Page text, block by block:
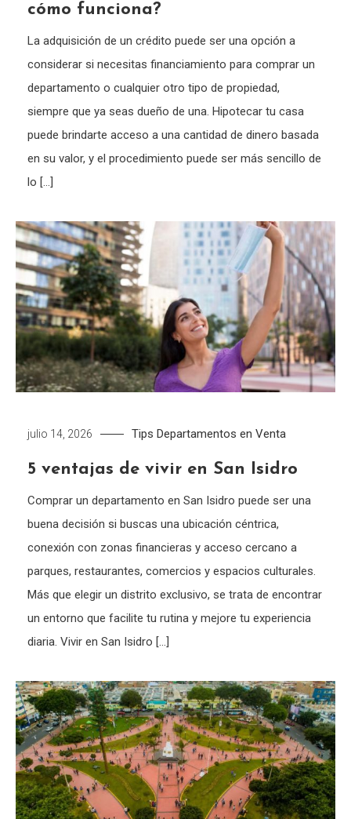
cómo funciona?
La adquisición de un crédito puede ser una opción a
considerar si necesitas financiamiento para comprar un
departamento o cualquier otro tipo de propiedad,
siempre que ya seas dueño de una. Hipotecar tu casa
puede brindarte acceso a una cantidad de dinero basada
en su valor, y el procedimiento puede ser más sencillo de
lo […]
julio 14, 2026 Tips Departamentos en Venta
5 ventajas de vivir en San Isidro
Comprar un departamento en San Isidro puede ser una
buena decisión si buscas una ubicación céntrica,
conexión con zonas financieras y acceso cercano a
parques, restaurantes, comercios y espacios culturales.
Más que elegir un distrito exclusivo, se trata de encontrar
un entorno que facilite tu rutina y mejore tu experiencia
diaria. Vivir en San Isidro […]